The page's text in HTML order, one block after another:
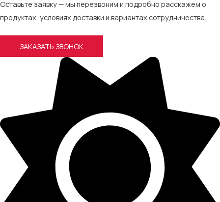
Оставьте заявку — мы перезвоним и подробно расскажем о
продуктах, условиях доставки и вариантах сотрудничества.
ЗАКАЗАТЬ ЗВОНОК